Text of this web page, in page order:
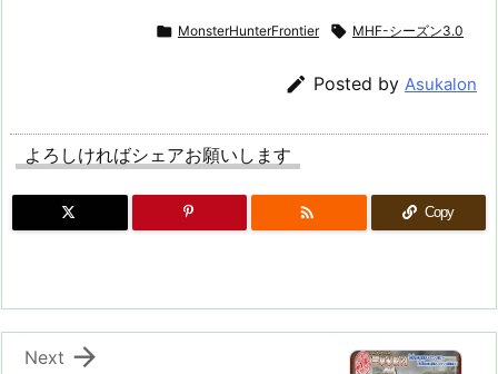
 MonsterHunterFrontier  MHF-シーズン3.0
 Posted by Asukalon
よろしければシェアお願いします
 Copy

Next